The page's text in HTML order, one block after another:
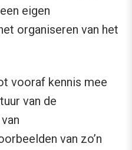
eigen
organiseren van het
vooraf kennis mee
van de
van zo’n